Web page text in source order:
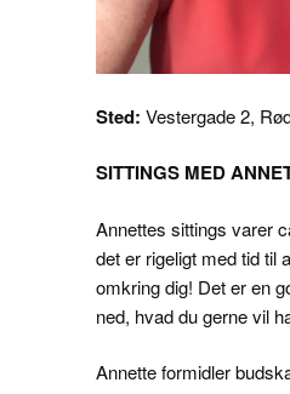
Sted: Vestergade 2,
SITTINGS MED
Annettes sittings varer
det er rigeligt med tid til
omkring dig! Det er en
ned, hvad du gerne vil
Annette formidler